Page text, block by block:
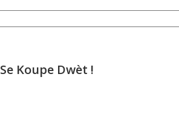
Se Koupe Dwèt !